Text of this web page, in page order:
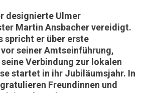
designierte Ulmer
Martin Ansbacher vereidigt.
spricht er über erste
seiner Amtseinführung,
Verbindung zur lokalen
startet in ihr Jubiläumsjahr. In
Freundinnen und